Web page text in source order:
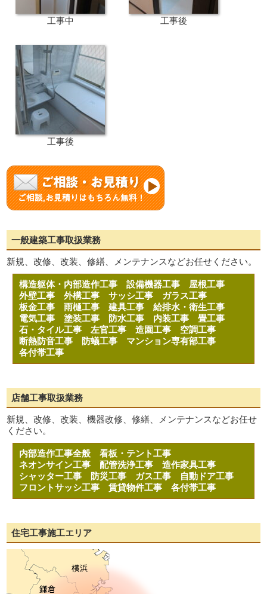
工事中 工事後
工事後
一般建築工事取扱業務
新規、改修、改装、修繕、メンテナンスなどお任せください。
構造躯体・内部造作工事設備機器工事 屋根工事
外壁工事外構工事サッシ工事 ガラス工事
板金工事雨樋工事建具工事給排水・衛生工事
電気工事塗装工事 防水工事 内装工事畳工事
石・タイル工事左官工事造園工事 空調工事
断熱防音工事
防蟻工事 マンション専有部工事
各付帯工事
店舗工事取扱業務
新規、改修、改装、機器改修、修繕、メンテナンスなどお任せ
ください。
内部造作工事全般看板・テント工事
ネオンサイン工事配管洗浄工事造作家具工事
シャッター工事
防災工事 ガス工事
自動ドア工事
フロントサッシ工事賃貸物件工事各付帯工事
住宅工事施工エリア